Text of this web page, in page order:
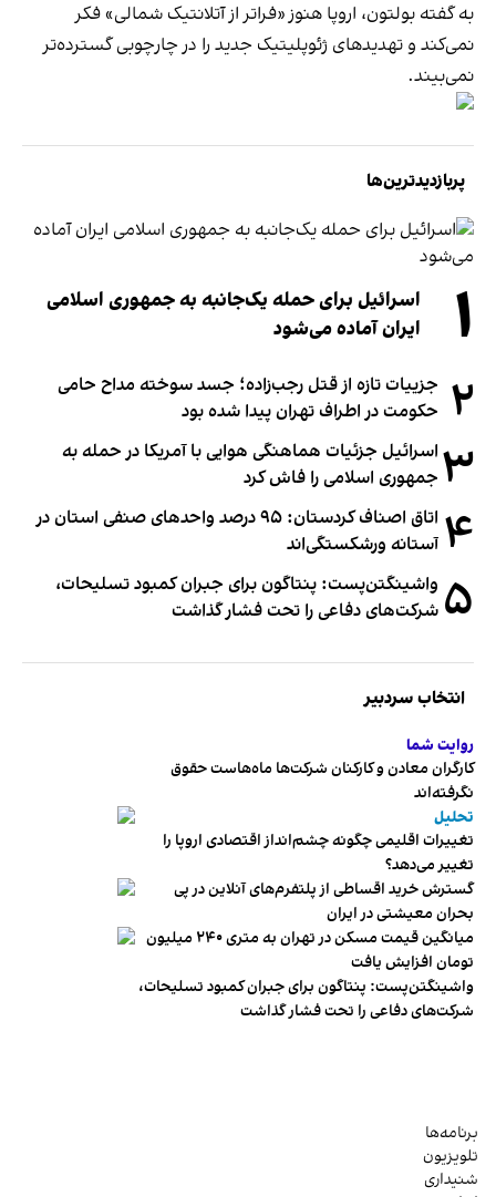
به گفته بولتون، اروپا هنوز «فراتر از آتلانتیک شمالی» فکر
نمی‌کند و تهدیدهای ژئوپلیتیک جدید را در چارچوبی گسترده‌تر
نمی‌بیند.
پربازدیدترین‌ها
۱
اسرائیل برای حمله یک‌جانبه به جمهوری اسلامی
ایران آماده می‌شود
۲ جزییات تازه از قتل رجب‌زاده؛ جسد سوخته مداح حامی
حکومت در اطراف تهران پیدا شده بود
۳ اسرائیل جزئیات هماهنگی هوایی با آمریکا در حمله به
جمهوری اسلامی را فاش کرد
۴
اتاق اصناف کردستان: ۹۵ درصد واحدهای صنفی استان در
آستانه ورشکستگی‌اند
۵ واشینگتن‌پست: پنتاگون برای جبران کمبود تسلیحات،
شرکت‌های دفاعی را تحت فشار گذاشت
انتخاب سردبیر
روایت شما
کارگران معادن و کارکنان شرکت‌ها ماه‌هاست حقوق
نگرفته‌اند
تحلیل
تغییرات اقلیمی چگونه چشم‌انداز اقتصادی اروپا را
تغییر می‌دهد؟
گسترش خرید اقساطی از پلتفرم‌های آنلاین در پی
بحران معیشتی در ایران
میانگین قیمت مسکن در تهران به متری ۲۴۰ میلیون
تومان افزایش یافت
واشینگتن‌پست: پنتاگون برای جبران کمبود تسلیحات،
شرکت‌های دفاعی را تحت فشار گذاشت
برنامه‌ها
تلویزیون
شنیداری